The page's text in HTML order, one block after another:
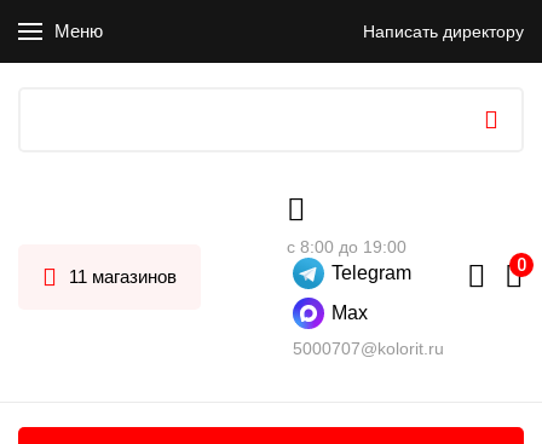
Меню Написать директору
11 магазинов
с 8:00 до 19:00
Telegram
Max
5000707@kolorit.ru